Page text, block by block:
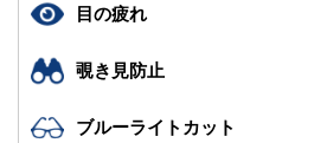
目の疲れ
覗き見防止
ブルーライトカット